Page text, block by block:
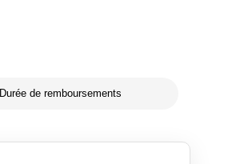
Durée de remboursements